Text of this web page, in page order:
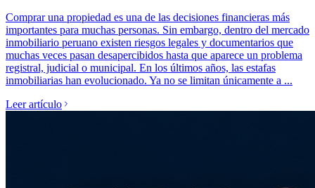
Comprar una propiedad es una de las decisiones financieras más
importantes para muchas personas. Sin embargo, dentro del mercado
inmobiliario peruano existen riesgos legales y documentarios que
muchas veces pasan desapercibidos hasta que aparece un problema
registral, judicial o municipal. En los últimos años, las estafas
inmobiliarias han evolucionado. Ya no se limitan únicamente a ...
Leer artículo